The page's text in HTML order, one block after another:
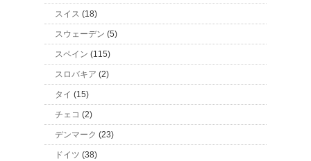
スイス (18)
スウェーデン (5)
スペイン (115)
スロバキア (2)
タイ (15)
チェコ (2)
デンマーク (23)
ドイツ (38)